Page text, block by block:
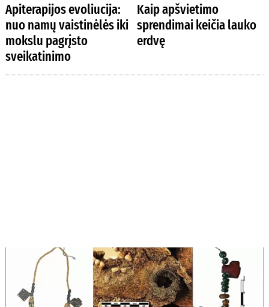
Apiterapijos evoliucija:
nuo namų vaistinėlės iki
mokslu pagrįsto
sveikatinimo
Kaip apšvietimo
sprendimai keičia lauko
erdvę